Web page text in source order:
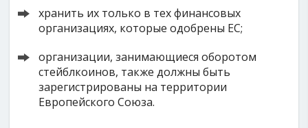
хранить их только в тех финансовых
организациях, которые одобрены ЕС;
организации, занимающиеся оборотом
стейблкоинов, также должны быть
зарегистрированы на территории
Европейского Союза.